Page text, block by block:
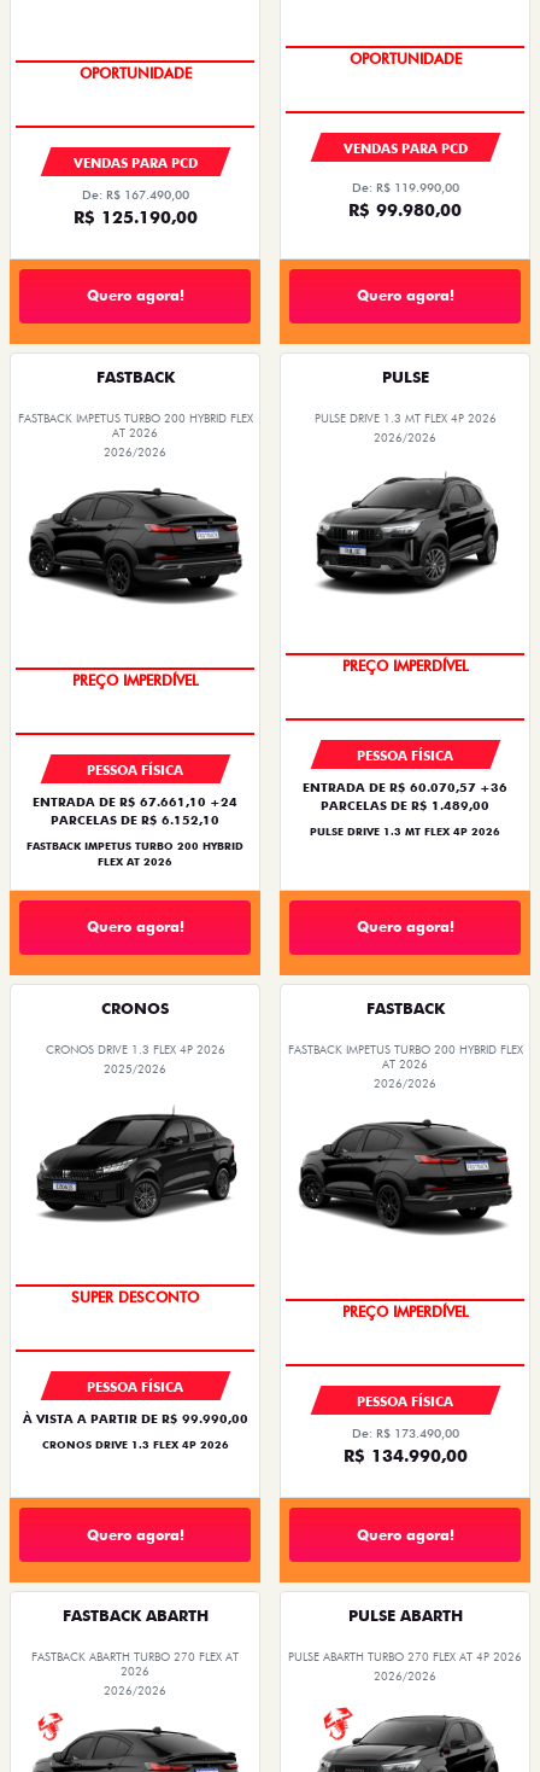
OPORTUNIDADE
VENDAS PARA PCD
De: R$ 167.490,00
R$ 125.190,00
Quero agora!
OPORTUNIDADE
VENDAS PARA PCD
De: R$ 119.990,00
R$ 99.980,00
Quero agora!
FASTBACK
FASTBACK IMPETUS TURBO 200 HYBRID FLEX
AT 2026
2026/2026
PREÇO IMPERDÍVEL
PESSOA FÍSICA
ENTRADA DE R$ 67.661,10 +24
PARCELAS DE R$ 6.152,10
FASTBACK IMPETUS TURBO 200 HYBRID
FLEX AT 2026
Quero agora!
PULSE
PULSE DRIVE 1.3 MT FLEX 4P 2026
2026/2026
PREÇO IMPERDÍVEL
PESSOA FÍSICA
ENTRADA DE R$ 60.070,57 +36
PARCELAS DE R$ 1.489,00
PULSE DRIVE 1.3 MT FLEX 4P 2026
Quero agora!
CRONOS
CRONOS DRIVE 1.3 FLEX 4P 2026
2025/2026
SUPER DESCONTO
PESSOA FÍSICA
À VISTA A PARTIR DE R$ 99.990,00
CRONOS DRIVE 1.3 FLEX 4P 2026
Quero agora!
FASTBACK
FASTBACK IMPETUS TURBO 200 HYBRID FLEX
AT 2026
2026/2026
PREÇO IMPERDÍVEL
PESSOA FÍSICA
De: R$ 173.490,00
R$ 134.990,00
Quero agora!
FASTBACK ABARTH
FASTBACK ABARTH TURBO 270 FLEX AT
2026
2026/2026
PULSE ABARTH
PULSE ABARTH TURBO 270 FLEX AT 4P 2026
2026/2026